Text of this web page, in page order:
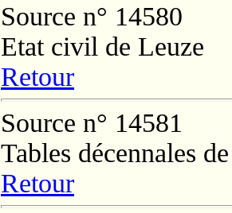
Source n° 14580
Etat civil de Leuze
Retour
Source n° 14581
Tables décennales
Retour